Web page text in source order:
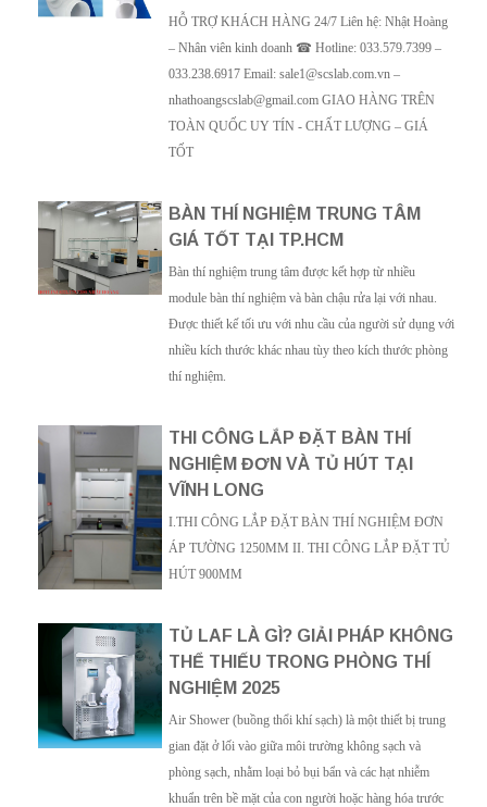
HỖ TRỢ KHÁCH HÀNG 24/7 Liên hệ: Nhật Hoàng
– Nhân viên kinh doanh ☎ Hotline: 033.579.7399 –
033.238.6917 Email: sale1@scslab.com.vn –
nhathoangscslab@gmail.com GIAO HÀNG TRÊN
TOÀN QUỐC UY TÍN - CHẤT LƯỢNG – GIÁ
TỐT
BÀN THÍ NGHIỆM TRUNG TÂM
GIÁ TỐT TẠI TP.HCM
Bàn thí nghiệm trung tâm được kết hợp từ nhiều
module bàn thí nghiệm và bàn chậu rửa lại với nhau.
Được thiết kế tối ưu với nhu cầu của người sử dụng với
nhiều kích thước khác nhau tùy theo kích thước phòng
thí nghiệm.
THI CÔNG LẮP ĐẶT BÀN THÍ
NGHIỆM ĐƠN VÀ TỦ HÚT TẠI
VĨNH LONG
I.THI CÔNG LẮP ĐẶT BÀN THÍ NGHIỆM ĐƠN
ÁP TƯỜNG 1250MM II. THI CÔNG LẮP ĐẶT TỦ
HÚT 900MM
TỦ LAF LÀ GÌ? GIẢI PHÁP KHÔNG
THỂ THIẾU TRONG PHÒNG THÍ
NGHIỆM 2025
Air Shower (buồng thổi khí sạch) là một thiết bị trung
gian đặt ở lối vào giữa môi trường không sạch và
phòng sạch, nhằm loại bỏ bụi bẩn và các hạt nhiễm
khuẩn trên bề mặt của con người hoặc hàng hóa trước